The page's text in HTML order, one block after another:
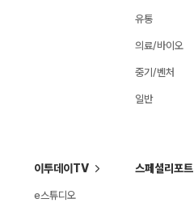
유통
의료/바이오
중기/벤처
일반
이투데이TV
e스튜디오
스페셜리포트